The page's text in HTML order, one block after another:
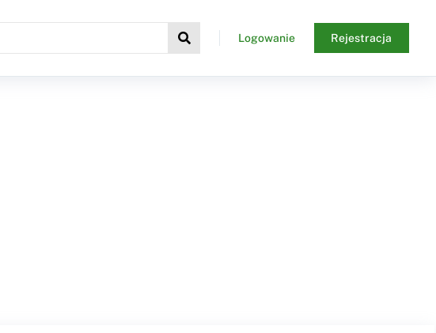
Logowanie Rejestracja